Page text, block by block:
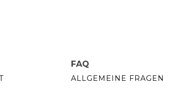
FAQ
ALLGEMEINE FRAGEN